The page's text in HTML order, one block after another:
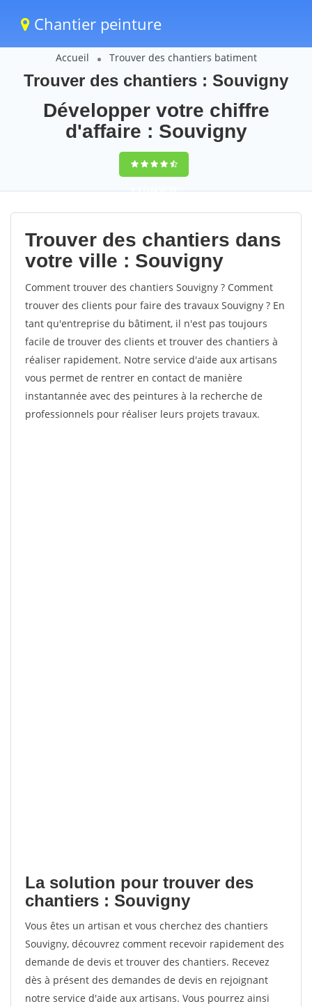
Chantier peinture
Accueil Trouver des chantiers batiment
Trouver des chantiers : Souvigny
Développer votre chiffre
d'affaire : Souvigny
9,5(100%)59
votes
Trouver des chantiers dans
votre ville : Souvigny
Comment trouver des chantiers Souvigny ? Comment
trouver des clients pour faire des travaux Souvigny ? En
tant qu'entreprise du bâtiment, il n'est pas toujours
facile de trouver des clients et trouver des chantiers à
réaliser rapidement. Notre service d'aide aux artisans
vous permet de rentrer en contact de manière
instantannée avec des peintures à la recherche de
professionnels pour réaliser leurs projets travaux.
La solution pour trouver des
chantiers : Souvigny
Vous êtes un artisan et vous cherchez des chantiers
Souvigny, découvrez comment recevoir rapidement des
demande de devis et trouver des chantiers. Recevez
dès à présent des demandes de devis en rejoignant
notre service d'aide aux artisans. Vous pourrez ainsi